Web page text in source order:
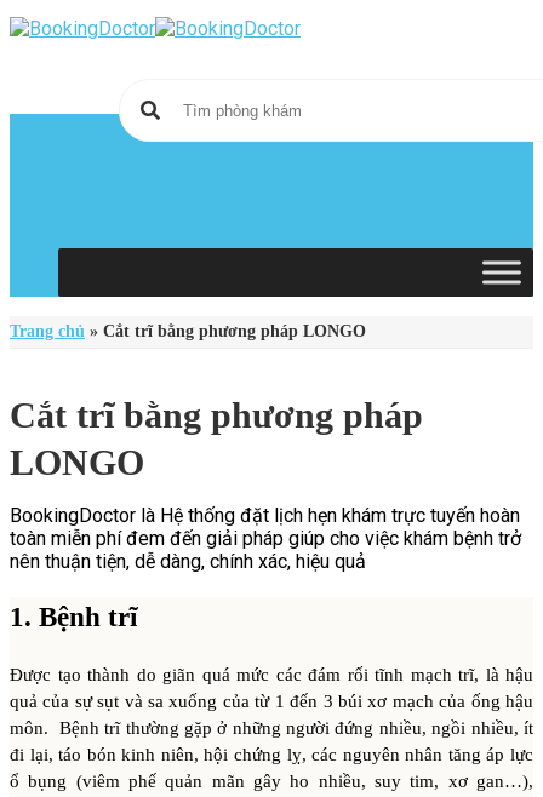
Skip
to
Trang chủ » Cắt trĩ bằng phương pháp LONGO
Cắt trĩ bằng phương pháp
LONGO
BookingDoctor là Hệ thống đặt lịch hẹn khám trực tuyến hoàn
toàn miễn phí đem đến giải pháp giúp cho việc khám bệnh trở
nên thuận tiện, dễ dàng, chính xác, hiệu quả
1. Bệnh trĩ
Được tạo thành do giãn quá mức các đám rối tĩnh mạch trĩ, là hậu
quả của sự sụt và sa xuống của từ 1 đến 3 búi xơ mạch của ống hậu
môn. Bệnh trĩ thường gặp ở những người đứng nhiều, ngồi nhiều, ít
đi lại, táo bón kinh niên, hội chứng lỵ, các nguyên nhân tăng áp lực
ổ bụng (viêm phế quản mãn gây ho nhiều, suy tim, xơ gan…),